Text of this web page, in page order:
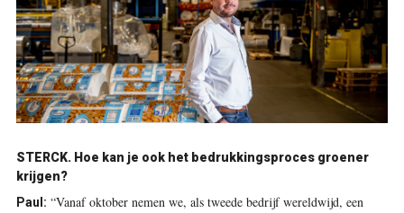
STERCK. Hoe kan je ook het bedrukkingsproces groener
krijgen?
Paul: “Vanaf oktober nemen we, als tweede bedrijf wereldwijd, een